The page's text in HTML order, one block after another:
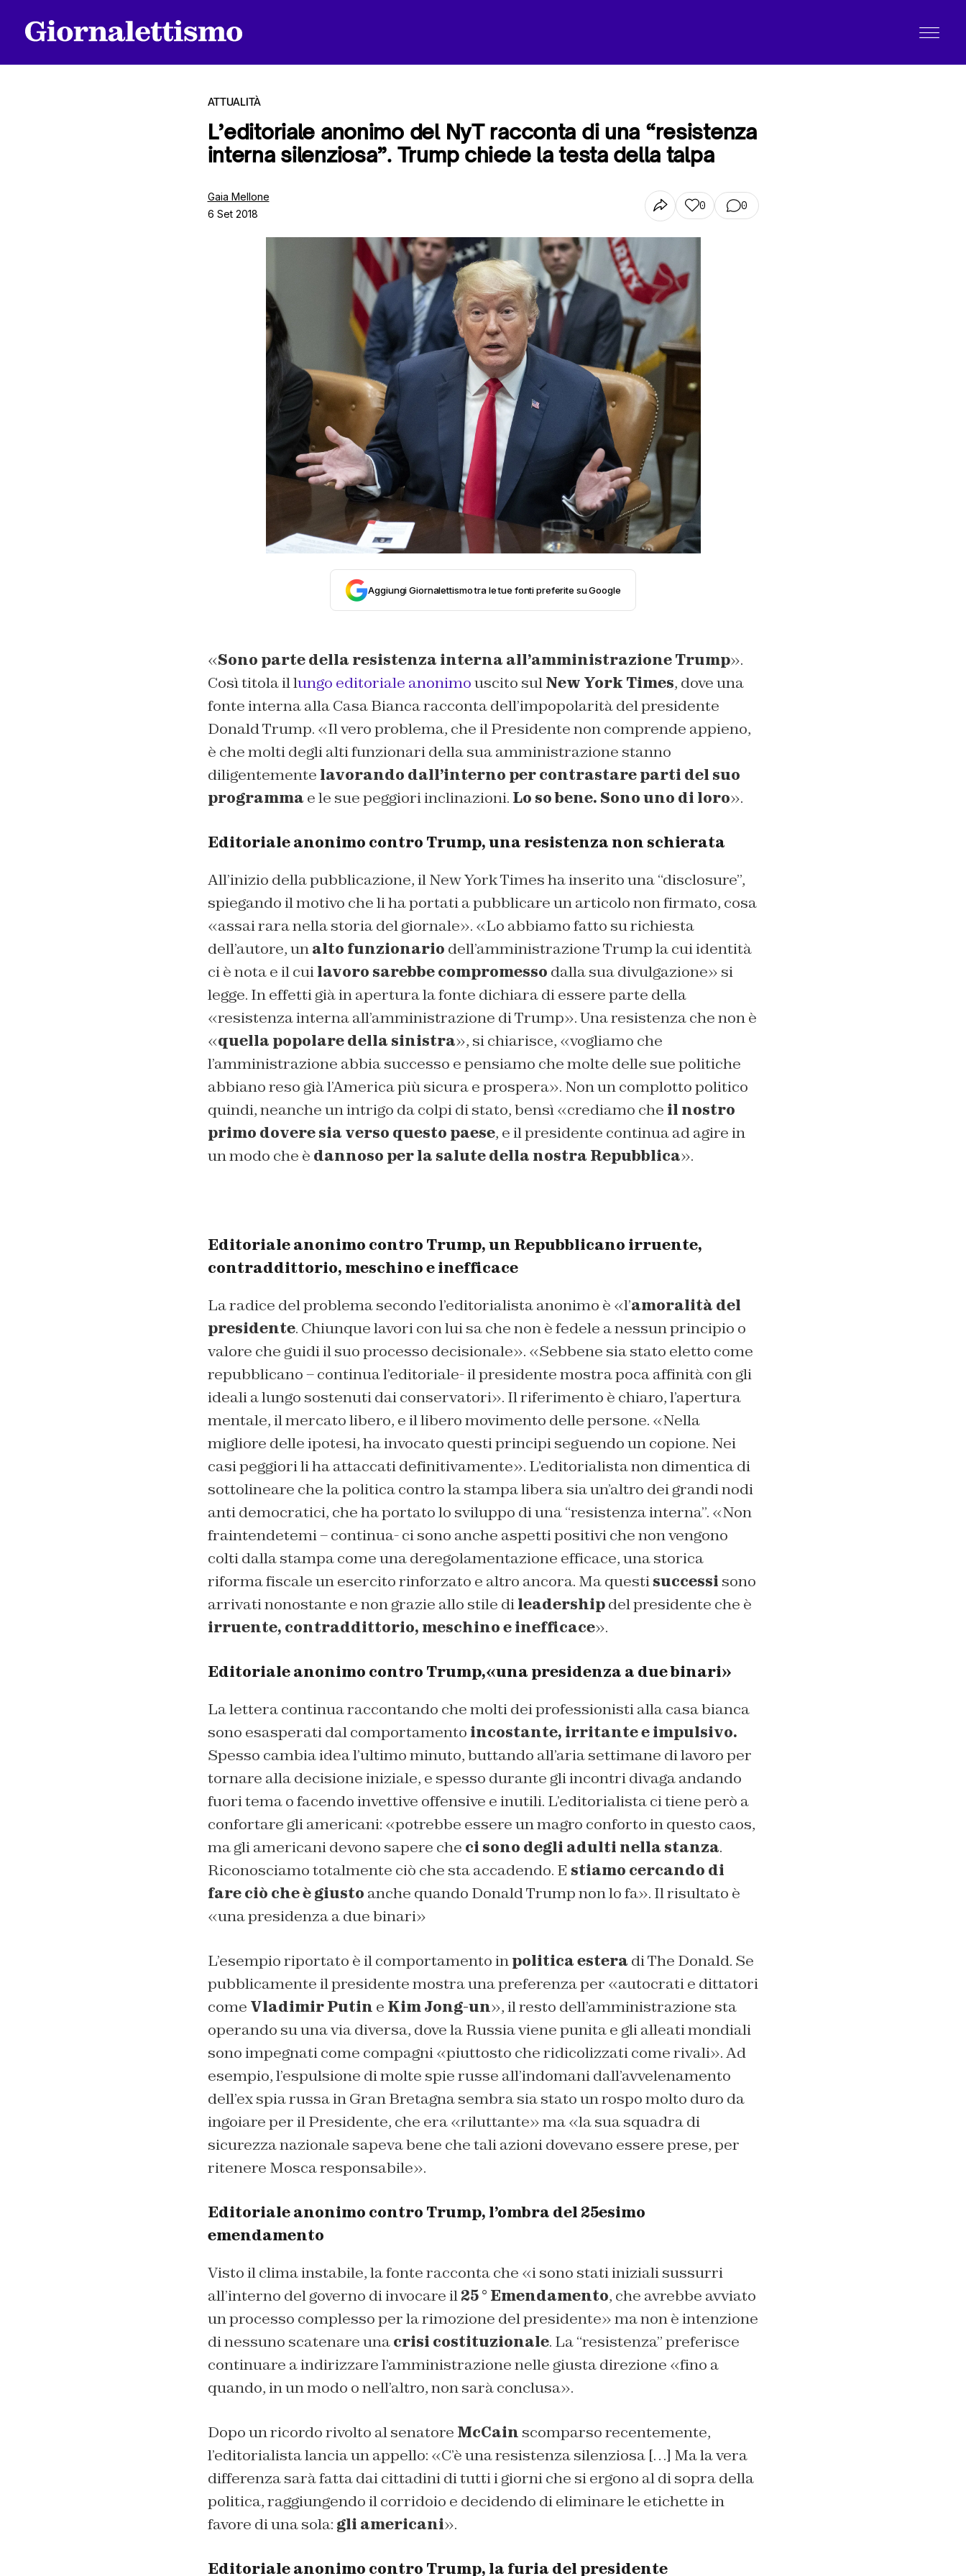
ATTUALITÀ
L’editoriale anonimo del NyT racconta di una “resistenza
interna silenziosa”. Trump chiede la testa della talpa
Gaia Mellone
6 Set 2018
0 0
Aggiungi Giornalettismo tra le tue fonti preferite su Google
«Sono parte della resistenza interna all’amministrazione Trump».
Così titola il lungo editoriale anonimouscito sulNew York Times, dove una
fonte interna alla Casa Bianca racconta dell’impopolarità del presidente
Donald Trump. «Il vero problema, che il Presidente non comprende appieno,
è che molti degli alti funzionari della sua amministrazione stanno
diligentemente lavorando dall’interno per contrastare parti del suo
programma e le sue peggiori inclinazioni. Lo so bene. Sono uno di loro».
Editoriale anonimo contro Trump, una resistenza non schierata
All’inizio della pubblicazione, il New York Times ha inserito una “disclosure”,
spiegando il motivo che li ha portati a pubblicare un articolo non firmato, cosa
«assai rara nella storia del giornale». «Lo abbiamo fatto su richiesta
dell’autore, unalto funzionario dell’amministrazione Trump la cui identità
ci è nota e il cuilavoro sarebbe compromesso dalla sua divulgazione» si
legge. In effetti già in apertura la fonte dichiara di essere parte della
«resistenza interna all’amministrazione di Trump». Una resistenza che non è
«quella popolare della sinistra», si chiarisce, «vogliamo che
l’amministrazione abbia successo e pensiamo che molte delle sue politiche
abbiano reso già l’America più sicura e prospera». Non un complotto politico
quindi, neanche un intrigo da colpi di stato, bensì «crediamo che il nostro
primo dovere sia verso questo paese, e il presidente continua ad agire in
un modo che è dannoso per la salute della nostra Repubblica».
Editoriale anonimo contro Trump, un Repubblicano irruente,
contraddittorio, meschino e inefficace
La radice del problema secondo l’editorialista anonimo è «l’amoralità del
presidente. Chiunque lavori con lui sa che non è fedele a nessun principio o
valore che guidi il suo processo decisionale». «Sebbene sia stato eletto come
repubblicano – continua l’editoriale- il presidente mostra poca affinità con gli
ideali a lungo sostenuti dai conservatori». Il riferimento è chiaro, l’apertura
mentale, il mercato libero, e il libero movimento delle persone. «Nella
migliore delle ipotesi, ha invocato questi principi seguendo un copione. Nei
casi peggiori li ha attaccati definitivamente». L’editorialista non dimentica di
sottolineare che la politica contro la stampa libera sia un’altro dei grandi nodi
anti democratici, che ha portato lo sviluppo di una “resistenza interna”. «Non
fraintendetemi – continua- ci sono anche aspetti positivi che non vengono
colti dalla stampa come una deregolamentazione efficace, una storica
riforma fiscale un esercito rinforzato e altro ancora. Ma questisuccessi sono
arrivati nonostante e non grazie allo stile dileadershipdel presidente che è
irruente, contraddittorio, meschino e inefficace».
Editoriale anonimo contro Trump,«una presidenza a due binari»
La lettera continua raccontando che molti dei professionisti alla casa bianca
sono esasperati dal comportamento incostante, irritante e impulsivo.
Spesso cambia idea l’ultimo minuto, buttando all’aria settimane di lavoro per
tornare alla decisione iniziale, e spesso durante gli incontri divaga andando
fuori tema o facendo invettive offensive e inutili. L’editorialista ci tiene però a
confortare gli americani: «potrebbe essere un magro conforto in questo caos,
ma gli americani devono sapere che ci sono degli adulti nella stanza.
Riconosciamo totalmente ciò che sta accadendo. E stiamo cercando di
fare ciò che è giusto anche quando Donald Trump non lo fa». Il risultato è
«una presidenza a due binari»
L’esempio riportato è il comportamento inpolitica estera di The Donald. Se
pubblicamente il presidente mostra una preferenza per «autocrati e dittatori
come Vladimir Putin e Kim Jong-un», il resto dell’amministrazione sta
operando su una via diversa, dove la Russia viene punita e gli alleati mondiali
sono impegnati come compagni «piuttosto che ridicolizzati come rivali». Ad
esempio, l’espulsione di molte spie russe all’indomani dall’avvelenamento
dell’ex spia russa in Gran Bretagna sembra sia stato un rospo molto duro da
ingoiare per il Presidente, che era «riluttante» ma «la sua squadra di
sicurezza nazionale sapeva bene che tali azioni dovevano essere prese, per
ritenere Mosca responsabile».
Editoriale anonimo contro Trump, l’ombra del 25esimo
emendamento
Visto il clima instabile, la fonte racconta che «i sono stati iniziali sussurri
all’interno del governo di invocare il25 ° Emendamento, che avrebbe avviato
un processo complesso per la rimozione del presidente» ma non è intenzione
di nessuno scatenare unacrisi costituzionale. La “resistenza” preferisce
continuare a indirizzare l’amministrazione nelle giusta direzione «fino a
quando, in un modo o nell’altro, non sarà conclusa».
Dopo un ricordo rivolto al senatore McCain scomparso recentemente,
l’editorialista lancia un appello: «C’è una resistenza silenziosa […] Ma la vera
differenza sarà fatta dai cittadini di tutti i giorni che si ergono al di sopra della
politica, raggiungendo il corridoio e decidendo di eliminare le etichette in
favore di una sola: gli americani».
Editoriale anonimo contro Trump, la furia del presidente